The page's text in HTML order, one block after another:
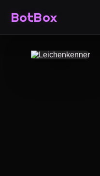
BotBox